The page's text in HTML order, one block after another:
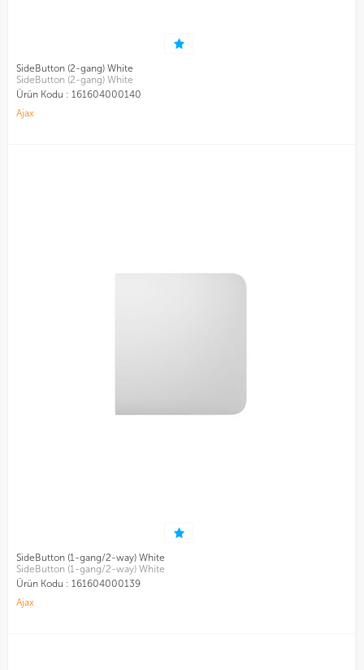
SideButton (2-gang) White
SideButton (2-gang) White
Ürün Kodu : 161604000140
Ajax
SideButton (1-gang/2-way) White
SideButton (1-gang/2-way) White
Ürün Kodu : 161604000139
Ajax